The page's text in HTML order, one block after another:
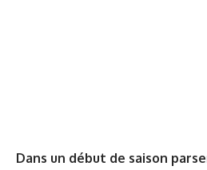
Dans un début de saison